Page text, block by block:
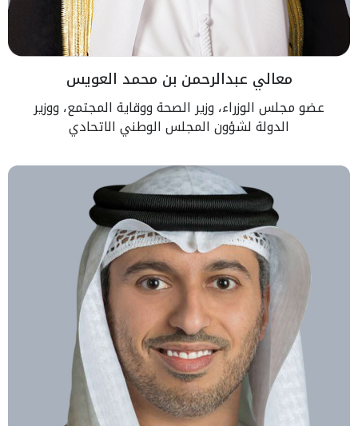
معالي عبدالرحمن بن محمد العويس
عضو مجلس الوزراء، وزير الصحة ووقاية المجتمع، ووزير
الدولة لشؤون المجلس الوطني الاتحادي